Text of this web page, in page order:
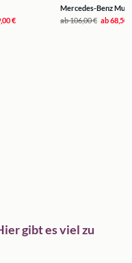
€
Mercedes-Benz
ab106,00 € ab68,50
gibt es viel zu